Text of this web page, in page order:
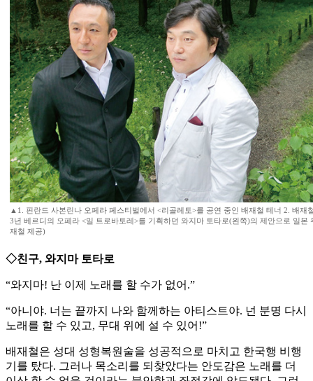
▲1. 핀란드 사본린나 오페라 페스티벌에서 <리골레토>를 공연 중인 배재철 테너 2. 배재
3년 베르디의 오페라 <일 트로바토레>를 기획하던 와지마 토타로(왼쪽)의 제안으로 일본
재철 제공)
◇친구, 와지마 토타로
“와지마! 난 이제 노래를 할 수가 없어.”
“아니야. 너는 끝까지 나와 함께하는 아티스트야. 넌 분명 다시
노래를 할 수 있고, 무대 위에 설 수 있어!”
배재철은 성대 성형복원술을 성공적으로 마치고 한국행 비행
기를 탔다. 그러나 목소리를 되찾았다는 안도감은 노래를 더